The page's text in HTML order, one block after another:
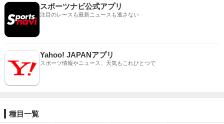
スポーツナビ公式アプリ
注目のレースも最新ニュースも逃さない
Yahoo! JAPANアプリ
スポーツ情報やニュース、天気もこれひとつで
種目一覧